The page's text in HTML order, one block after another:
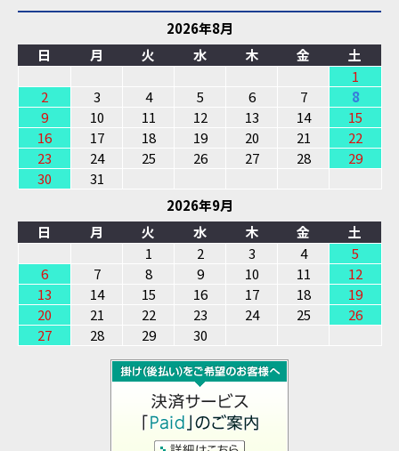
2026年8月
日
月 火 水 木 金
土
1
2
3 4 5 6 7
8
9
10 11 12 13 14
15
16
17 18 19 20 21
22
23
24 25 26 27 28
29
30
31
2026年9月
日
月 火 水 木 金
土
1
2 3 4
5
6
7 8 9 10 11
12
13
14 15 16 17 18
19
20
21 22 23 24 25
26
27
28 29 30